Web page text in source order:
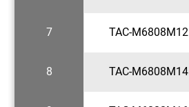
7 TAC-M6808M12
8 TAC-M6808M14